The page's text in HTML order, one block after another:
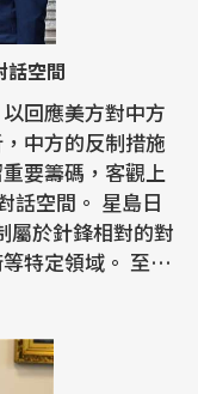
話空間
回應美方對中方
中方的反制措施
要籌碼，客觀上
。 星島日
屬於針鋒相對的對
定領域。 至於